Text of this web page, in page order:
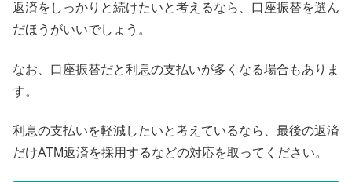
返済をしっかりと続けたいと考えるなら、口座振替を選ん
だほうがいいでしょう。
なお、口座振替だと利息の支払いが多くなる場合もありま
す。
利息の支払いを軽減したいと考えているなら、最後の返済
だけATM返済を採用するなどの対応を取ってください。